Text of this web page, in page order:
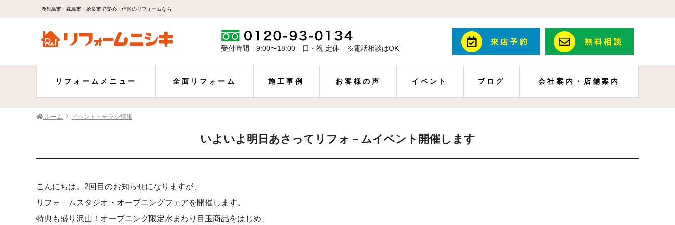
鹿児島市・霧島市・姶良市で安心・信頼のリフォームなら
受付時間 9:00〜18:00 日・祝 定休 ※電話相談はOK
リフォームメニュー 全面リフォーム 施工事例 お客様の声 イベント ブログ 会社案内・店舗案内
ホーム イベント・チラシ情報
いよいよ明日あさってリフォ－ムイベント開催します
こんにちは。2回目のお知らせになりますが、
リフォ－ムスタジオ・オープニングフェアを開催します。
特典も盛り沢山！オープニング限定水まわり目玉商品をはじめ、